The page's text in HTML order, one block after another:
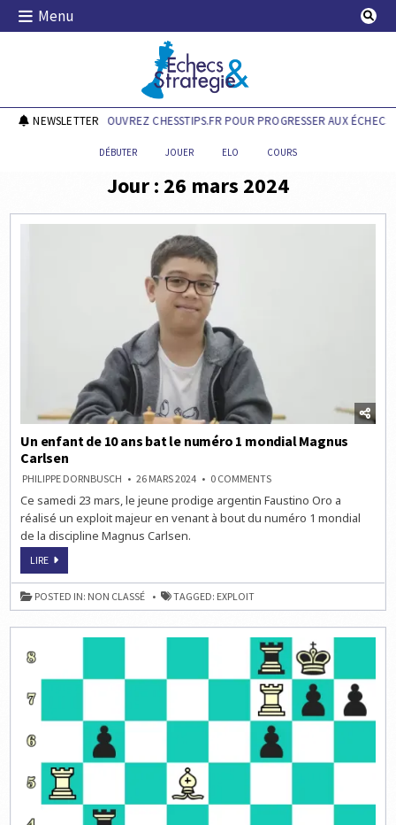
Skip
Menu
Echecs & Stratégie
NEWSLETTERDÉCOUVREZ CHESSTIPS.FR POUR PROGRESSER AUX ÉCHECS !
DÉBUTER JOUER ELO COURS
Jour : 26 mars 2024
Un enfant de 10 ans bat le numéro 1 mondial Magnus
Carlsen
PHILIPPE DORNBUSCH 26 MARS 2024 0 COMMENTSON
ENFANT
10
MONDIAL
Ce samedi 23 mars, le jeune prodige argentin Faustino Oro a
réalisé un exploit majeur en venant à bout du numéro 1 mondial
de la discipline Magnus Carlsen.
LIREUN
DE
10
ANS
BAT
CARLSEN
POSTED IN: NON CLASSÉ TAGGED: EXPLOIT